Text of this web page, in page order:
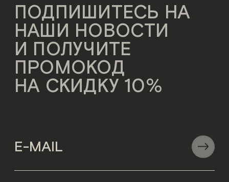
ПОДПИШИТЕСЬ НА
НАШИ НОВОСТИ
И ПОЛУЧИТЕ
ПРОМОКОД
НА СКИДКУ 10%